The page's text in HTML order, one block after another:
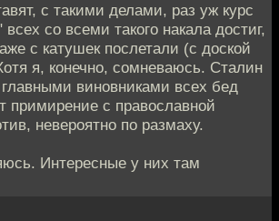
с такими делами, раз уж курс
со всеми такого накала достиг,
с катушек послетали (с доской
я, конечно, сомневаюсь. Сталин
виновниками всех бед
примирение с православной
невероятно по размаху.
Интересные у них там